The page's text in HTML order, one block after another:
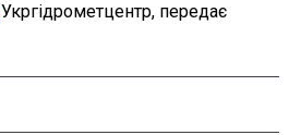
Укргідрометцентр, передає